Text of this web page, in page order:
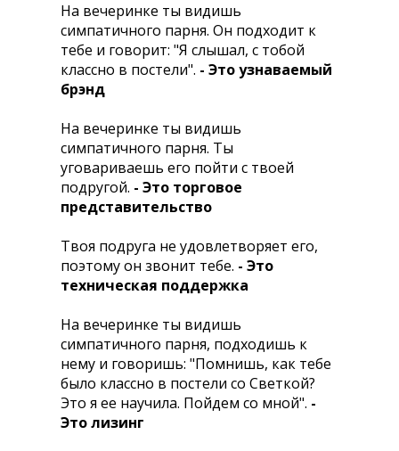
Hа вечеринке ты видишь
симпатичного парня. Он подходит к
тебе и говорит: "Я слышал, с тобой
классно в постели". - Это узнаваемый
брэнд
Hа вечеринке ты видишь
симпатичного парня. Ты
уговариваешь его пойти с твоей
подругой. - Это торговое
представительство
Твоя подруга не удовлетворяет его,
поэтому он звонит тебе. - Это
техническая поддержка
На вечеринке ты видишь
симпатичного парня, подходишь к
нему и говоришь: "Помнишь, как тебе
было классно в постели со Светкой?
Это я ее научила. Пойдем со мной". -
Это лизинг